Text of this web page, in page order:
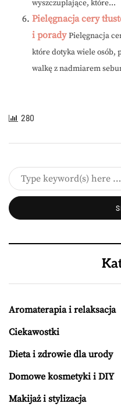
wyszczuplające, które...
Pielęgnacja cery
i porady Pielęgnacja
które dotyka wiele osób,
walkę z nadmiarem
280
Aromaterapia i relaksacja
Ciekawostki
Dieta i zdrowie dla urody
Domowe kosmetyki i DIY
Makijaż i stylizacja